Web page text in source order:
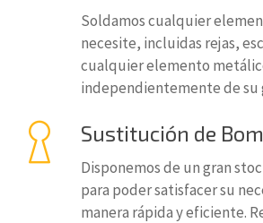
Soldamos cualquier
necesite, incluidas rejas,
cualquier elemento
independientemente de su
Sustitución de
Disponemos de un gran
para poder satisfacer su
manera rápida y eficiente.